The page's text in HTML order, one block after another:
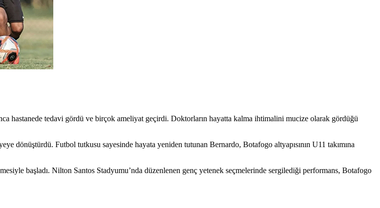
hastanede tedavi gördü ve birçok ameliyat geçirdi. Doktorların hayatta kalma ihtimalini mucize olarak gördüğü
dönüştürdü. Futbol tutkusu sayesinde hayata yeniden tutunan Bernardo, Botafogo altyapısının U11 takımına
başladı. Nilton Santos Stadyumu’nda düzenlenen genç yetenek seçmelerinde sergilediği performans, Botafogo